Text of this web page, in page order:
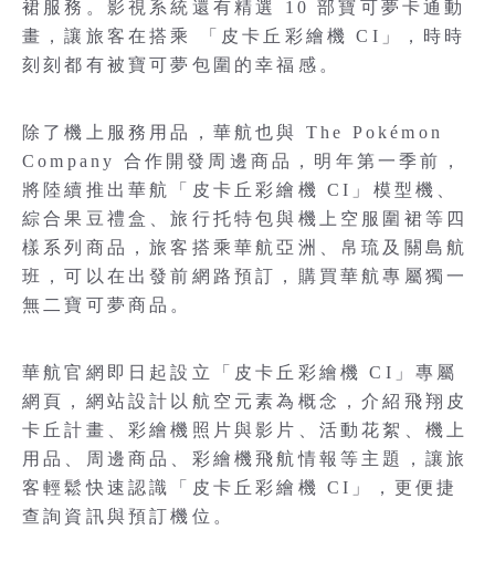
裙服務。影視系統還有精選 10 部寶可夢卡通動
畫，讓旅客在搭乘 「皮卡丘彩繪機 CI」，時時
刻刻都有被寶可夢包圍的幸福感。
除了機上服務用品，華航也與 The Pokémon
Company 合作開發周邊商品，明年第一季前，
將陸續推出華航「皮卡丘彩繪機 CI」模型機、
綜合果豆禮盒、旅行托特包與機上空服圍裙等四
樣系列商品，旅客搭乘華航亞洲、帛琉及關島航
班，可以在出發前網路預訂，購買華航專屬獨一
無二寶可夢商品。
華航官網即日起設立「皮卡丘彩繪機 CI」專屬
網頁，網站設計以航空元素為概念，介紹飛翔皮
卡丘計畫、彩繪機照片與影片、活動花絮、機上
用品、周邊商品、彩繪機飛航情報等主題，讓旅
客輕鬆快速認識「皮卡丘彩繪機 CI」，更便捷
查詢資訊與預訂機位。